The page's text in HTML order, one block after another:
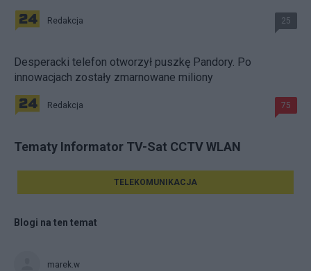
Redakcja 25
Desperacki telefon otworzył puszkę Pandory. Po
innowacjach zostały zmarnowane miliony
Redakcja 75
Tematy Informator TV-Sat CCTV WLAN
TELEKOMUNIKACJA
Blogi na ten temat
marek.w